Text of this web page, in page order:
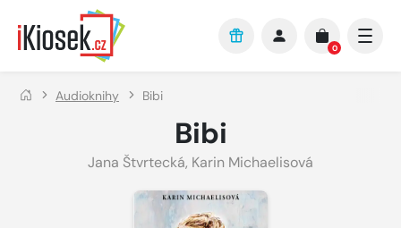
Přejít na hlavní obsah
0
Audioknihy Bibi
Bibi
Jana Štvrtecká, Karin Michaelisová